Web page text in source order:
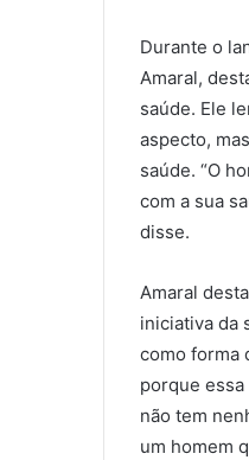
Durante o
Amaral,
saúde. Ele
aspecto,
saúde. “O
com a sua
disse.
Amaral
iniciativa da
como forma
porque essa
não tem
um homem